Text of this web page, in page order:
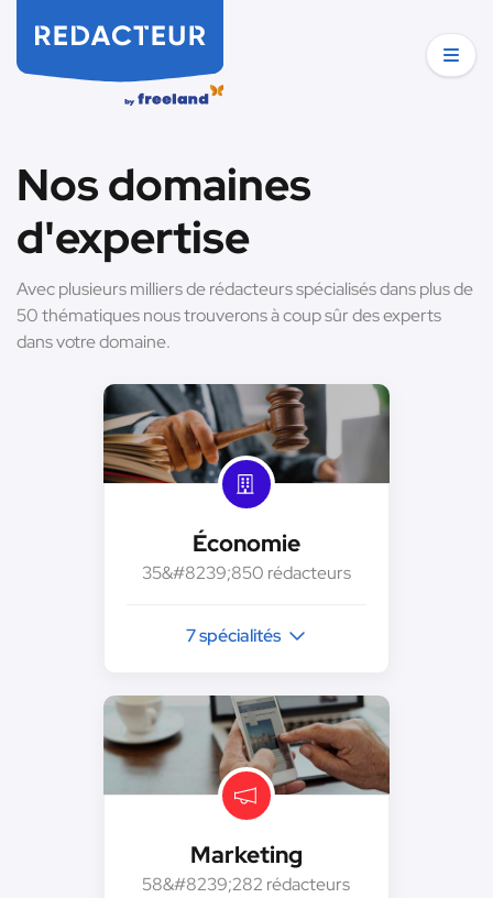
Nos domaines
d'expertise
Avec plusieurs milliers de rédacteurs spécialisés dans plus de
50 thématiques nous trouverons à coup sûr des experts
dans votre domaine.
Économie
35&#8239;850 rédacteurs
7 spécialités
Marketing
58&#8239;282 rédacteurs